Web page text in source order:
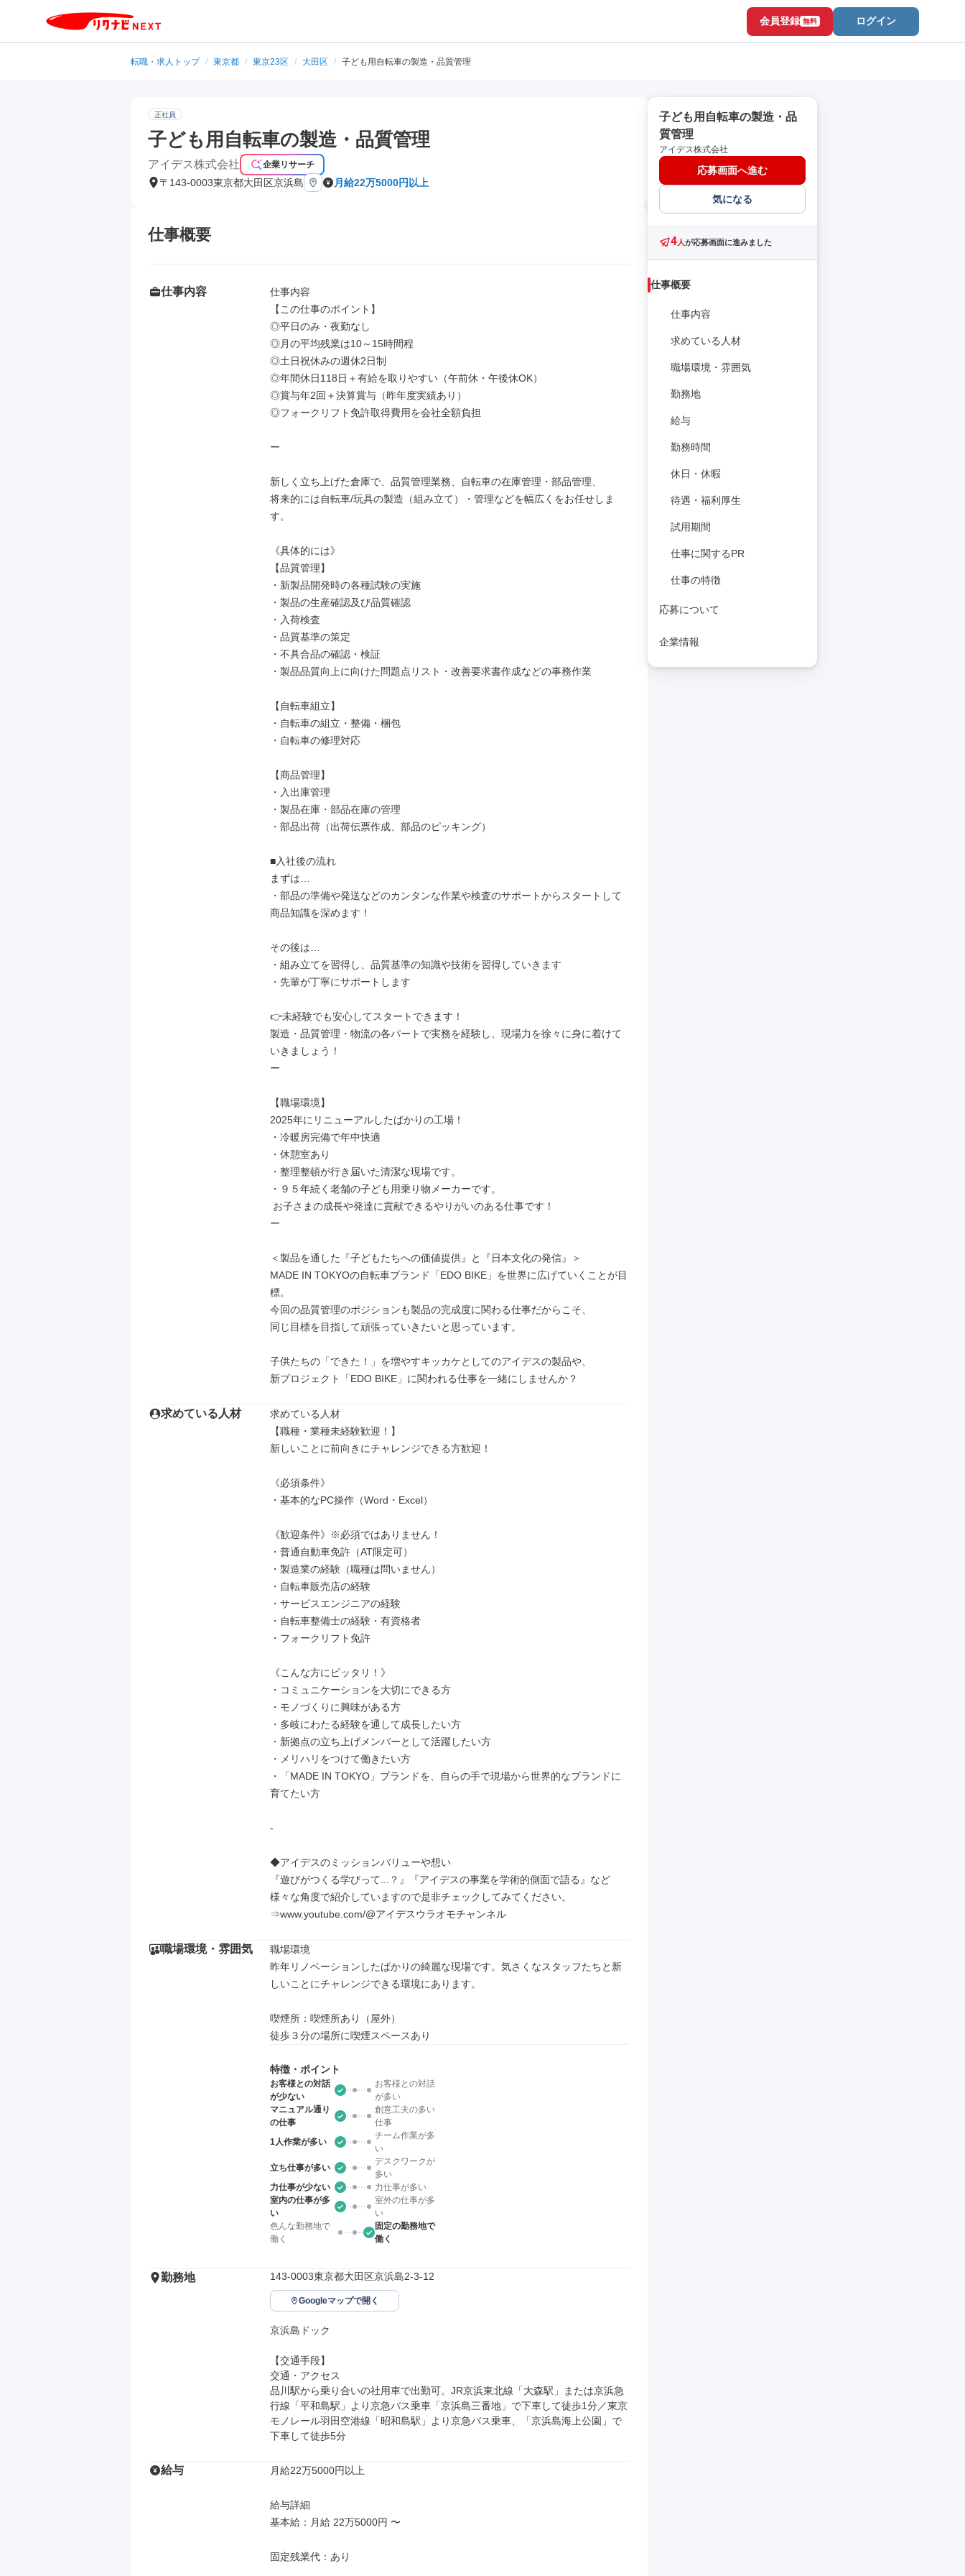
会員登録 無料 ログイン
転職・求人トップ / 東京都 / 東京23区 / 大田区 / 子ども用自転車の製造・品質管理
正社員
子ども用自転車の製造・品質管理
アイデス株式会社 企業リサーチ
〒143-0003東京都大田区京浜島 月給22万5000円以上
仕事概要
仕事内容
仕事内容
【この仕事のポイント】
◎平日のみ・夜勤なし
◎月の平均残業は10～15時間程
◎土日祝休みの週休2日制
◎年間休日118日＋有給を取りやすい（午前休・午後休OK）
◎賞与年2回＋決算賞与（昨年度実績あり）
◎フォークリフト免許取得費用を会社全額負担
ー
新しく立ち上げた倉庫で、品質管理業務、自転車の在庫管理・部品管理、
将来的には自転車/玩具の製造（組み立て）・管理などを幅広くをお任せしま
す。
《具体的には》
【品質管理】
・新製品開発時の各種試験の実施
・製品の生産確認及び品質確認
・入荷検査
・品質基準の策定
・不具合品の確認・検証
・製品品質向上に向けた問題点リスト・改善要求書作成などの事務作業
【自転車組立】
・自転車の組立・整備・梱包
・自転車の修理対応
【商品管理】
・入出庫管理
・製品在庫・部品在庫の管理
・部品出荷（出荷伝票作成、部品のピッキング）
■入社後の流れ
まずは…
・部品の準備や発送などのカンタンな作業や検査のサポートからスタートして
商品知識を深めます！
その後は…
・組み立てを習得し、品質基準の知識や技術を習得していきます
・先輩が丁寧にサポートします
👉未経験でも安心してスタートできます！
製造・品質管理・物流の各パートで実務を経験し、現場力を徐々に身に着けて
いきましょう！
ー
【職場環境】
2025年にリニューアルしたばかりの工場！
・冷暖房完備で年中快適
・休憩室あり
・整理整頓が行き届いた清潔な現場です。
・９５年続く老舗の子ども用乗り物メーカーです。
ー
＜製品を通した『子どもたちへの価値提供』と『日本文化の発信』＞
MADE IN TOKYOの自転車ブランド「EDO BIKE」を世界に広げていくことが目
標。
今回の品質管理のポジションも製品の完成度に関わる仕事だからこそ、
同じ目標を目指して頑張っていきたいと思っています。
子供たちの「できた！」を増やすキッカケとしてのアイデスの製品や、
新プロジェクト「EDO BIKE」に関われる仕事を一緒にしませんか？
求めている人材
求めている人材
【職種・業種未経験歓迎！】
新しいことに前向きにチャレンジできる方歓迎！
《必須条件》
・基本的なPC操作（Word・Excel）
《歓迎条件》※必須ではありません！
・普通自動車免許（AT限定可）
・製造業の経験（職種は問いません）
・自転車販売店の経験
・サービスエンジニアの経験
・自転車整備士の経験・有資格者
・フォークリフト免許
《こんな方にピッタリ！》
・コミュニケーションを大切にできる方
・モノづくりに興味がある方
・多岐にわたる経験を通して成長したい方
・新拠点の立ち上げメンバーとして活躍したい方
・メリハリをつけて働きたい方
・「MADE IN TOKYO」ブランドを、自らの手で現場から世界的なブランドに
育てたい方
-
◆アイデスのミッションバリューや想い
『遊びがつくる学びって...？』『アイデスの事業を学術的側面で語る』など
様々な角度で紹介していますので是非チェックしてみてください。
⇒www.youtube.com/@アイデスウラオモチャンネル
職場環境・雰囲気
職場環境
昨年リノベーションしたばかりの綺麗な現場です。気さくなスタッフたちと新
しいことにチャレンジできる環境にあります。
喫煙所：喫煙所あり（屋外）
徒歩３分の場所に喫煙スペースあり
特徴・ポイント
お客様との対話
が少ない
お客様との対話
が多い
マニュアル通り
の仕事
創意工夫の多い
仕事
1人作業が多い
チーム作業が多
い
立ち仕事が多い
デスクワークが
多い
力仕事が少ない
力仕事が多い
室内の仕事が多
い
室外の仕事が多
い
色んな勤務地で
働く
固定の勤務地で
働く
勤務地 143-0003東京都大田区京浜島2-3-12
Googleマップで開く
京浜島ドック
【交通手段】
交通・アクセス
品川駅から乗り合いの社用車で出勤可。JR京浜東北線「大森駅」または京浜急
行線「平和島駅」より京急バス乗車「京浜島三番地」で下車して徒歩1分／東京
モノレール羽田空港線「昭和島駅」より京急バス乗車、「京浜島海上公園」で
下車して徒歩5分
給与 月給22万5000円以上
給与詳細
基本給：月給 22万5000円 〜
固定残業代：あり
子ども用自転車の製造・品
質管理
アイデス株式会社
応募画面へ進む
気になる
4人が応募画面に進みました
仕事概要
仕事内容
求めている人材
職場環境・雰囲気
勤務地
給与
勤務時間
休日・休暇
待遇・福利厚生
試用期間
仕事に関するPR
仕事の特徴
応募について
企業情報